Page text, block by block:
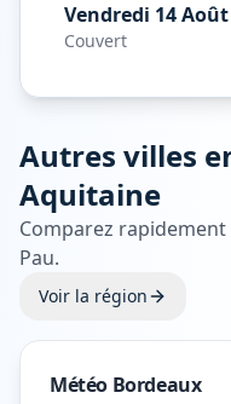
Vendredi 14 Août
Couvert
Autres villes
Aquitaine
Comparez
Pau.
Voir la région
Météo Bordeaux